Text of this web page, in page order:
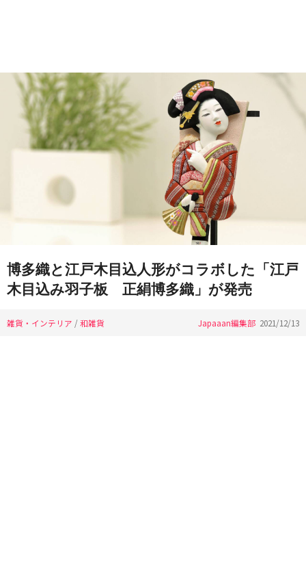
博多織と江戸木目込人形がコラボした「江戸
木目込み羽子板 正絹博多織」が発売
雑貨・インテリア /和雑貨 Japaaan編集部 2021/12/13